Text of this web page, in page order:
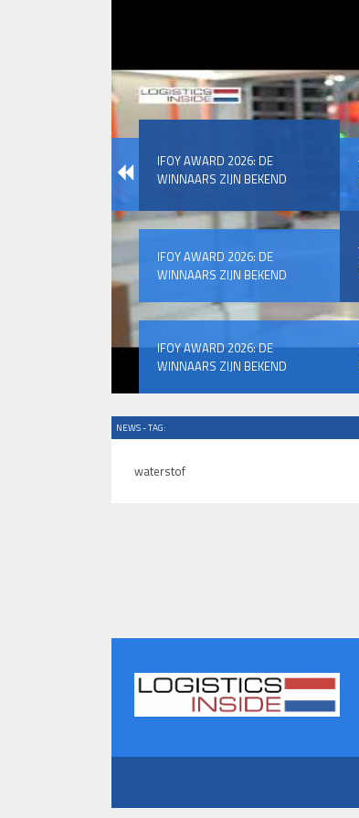
IFOY AWARD 2026: DE
WINNAARS ZIJN BEKEND
IFOY AWARD 2026: DE
WINNAARS ZIJN BEKEND
IFOY AWARD 2026: DE
WINNAARS ZIJN BEKEND
NEWS - TAG:
waterstof